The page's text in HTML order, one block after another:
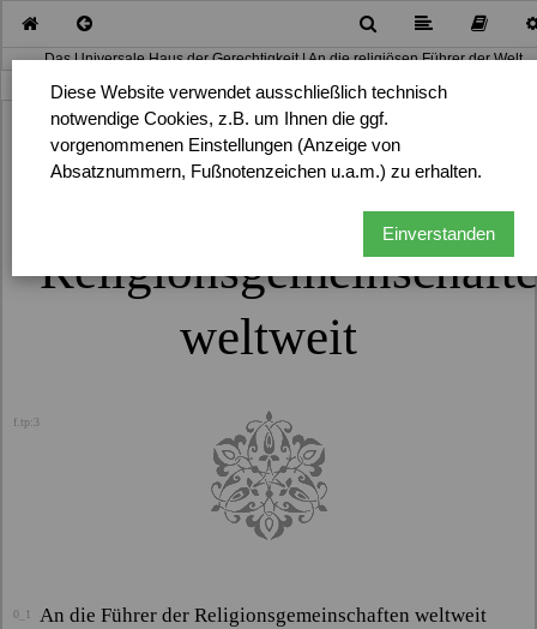
Diese Website verwendet ausschließlich technisch
notwendige Cookies, z.B. um Ihnen die ggf.
vorgenommenen Einstellungen (Anzeige von
Absatznummern, Fußnotenzeichen u.a.m.) zu erhalten.
Einverstanden
Das Universale Haus der Gerechtigkeit | An die religiösen Führer der Welt
Das Universale Haus der Gerechtigkeit
An die Führer der
weltweit
f.tp:3
0_1 An die Führer der Religionsgemeinschaften weltweit